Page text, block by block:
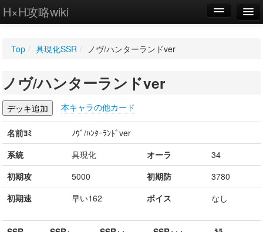
H×H攻略wiki
WIKI
設定
Top / 具現化SSR / ノヴ/ハンターランドver
ノヴ/ハンターランドver
本キャラの他カード
名前ﾖﾐ
ﾉｳﾞ/ﾊﾝﾀｰﾗﾝﾄﾞver
系統
具現化 オーラ
34
初期攻
5000 初期防
3780
初期速
早い162 ボイス なし